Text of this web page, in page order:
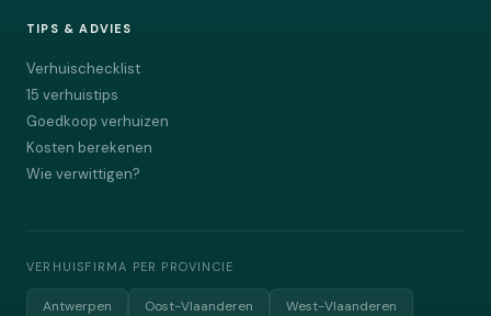
TIPS & ADVIES
Verhuischecklist
15 verhuistips
Goedkoop verhuizen
Kosten berekenen
Wie verwittigen?
VERHUISFIRMA PER PROVINCIE
Antwerpen Oost-Vlaanderen
West-Vlaanderen